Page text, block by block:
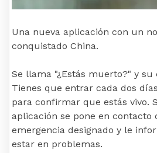
Una nueva aplicación con un
conquistado China.
Se llama "¿Estás muerto?" y
Tienes que entrar cada dos
para confirmar que estás vivo.
aplicación se pone en contacto
emergencia designado y le
estar en problemas.